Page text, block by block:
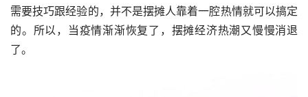
需要技巧跟经验的，并不是摆摊人靠着一腔热情就可以搞定
的。所以，当疫情渐渐恢复了，摆摊经济热潮又慢慢消退
了。